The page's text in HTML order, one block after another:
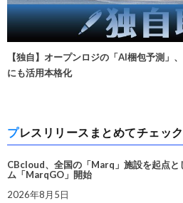
【独自】オープンロジの「AI梱包予測」
にも活用本格化
プレスリリースまとめてチェック
CBcloud、全国の「Marq」施設を起点と
ム「MarqGO」開始
2026年8月5日